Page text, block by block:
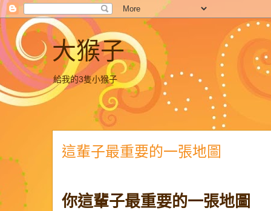
大猴子
給我的3隻小猴子
這輩子最重要的一張地圖
你這輩子最重要的一張地圖